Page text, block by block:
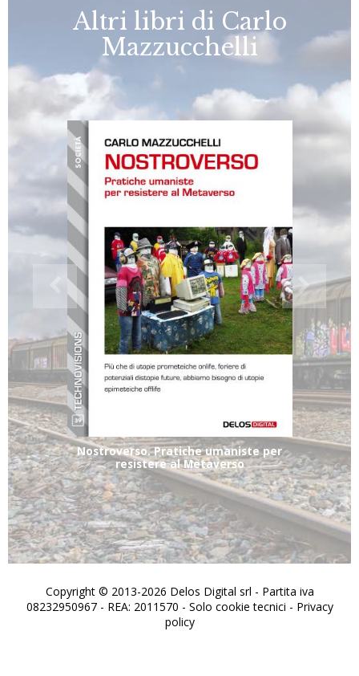
Altri libri di Carlo
Mazzucchelli
Nostroverso. Pratiche umaniste per
resistere al Metaverso
Copyright © 2013-2026 Delos Digital srl - Partita iva
08232950967 - REA: 2011570 - Solo cookie tecnici - Privacy
policy